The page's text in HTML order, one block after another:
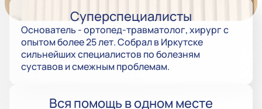
Суперспециалисты
Основатель - ортопед-травматолог, хирург с
опытом более 25 лет. Собрал в Иркутске
сильнейших специалистов по болезням
суставов и смежным проблемам.
Вся помощь в одном месте